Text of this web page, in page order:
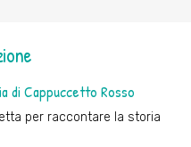
di Cappuccetto Rosso
per raccontare la storia